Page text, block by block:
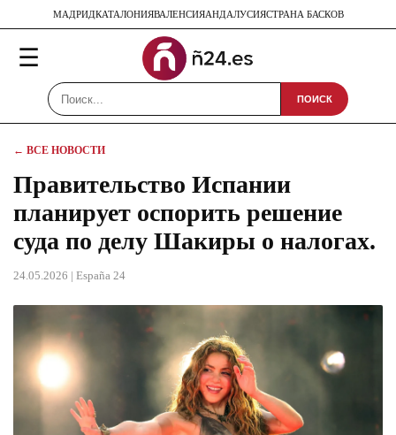
МАДРИДКАТАЛОНИЯВАЛЕНСИЯАНДАЛУСИЯСТРАНА БАСКОВ
☰
ПОИСК
← ВСЕ НОВОСТИ
Правительство Испании
планирует оспорить решение
суда по делу Шакиры о налогах.
24.05.2026 | España 24